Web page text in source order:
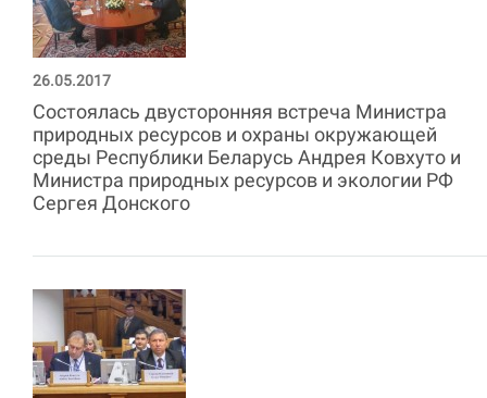
26.05.2017
Состоялась двусторонняя встреча Министра
природных ресурсов и охраны окружающей
среды Республики Беларусь Андрея Ковхуто и
Министра природных ресурсов и экологии РФ
Сергея Донского